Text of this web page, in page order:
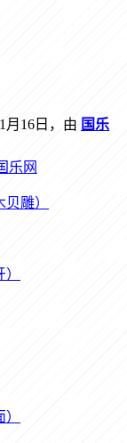
月16日，由 国乐
乐网